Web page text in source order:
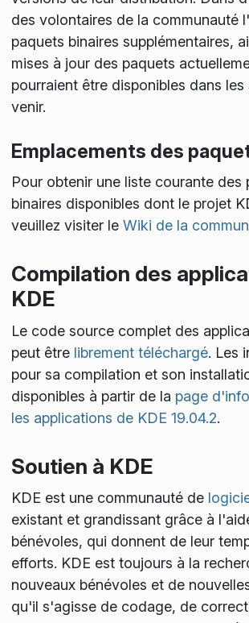
des volontaires de la communauté
paquets binaires supplémentaires,
mises à jour des paquets
pourraient être disponibles dans les
venir.
Emplacements des
Pour obtenir une liste courante des
binaires disponibles dont le projet
veuillez visiter le Wiki de la
Compilation des
KDE
Le code source complet des
peut être librement téléchargé. Les
pour sa compilation et son
disponibles à partir de la page
les applications de KDE 19.04.2.
Soutien à KDE
KDE est une communauté de
existant et grandissant grâce à
bénévoles, qui donnent de leur
efforts. KDE est toujours à la
nouveaux bénévoles et de
qu'il s'agisse de codage, de